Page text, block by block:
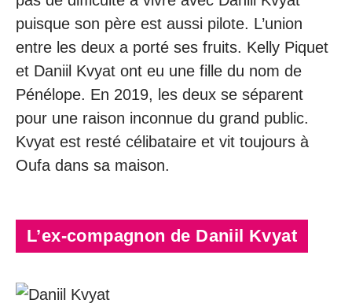
puisque son père est aussi pilote. L’union
entre les deux a porté ses fruits. Kelly Piquet
et Daniil Kvyat ont eu une fille du nom de
Pénélope. En 2019, les deux se séparent
pour une raison inconnue du grand public.
Kvyat est resté célibataire et vit toujours à
Oufa dans sa maison.
L’ex-compagnon de Daniil Kvyat